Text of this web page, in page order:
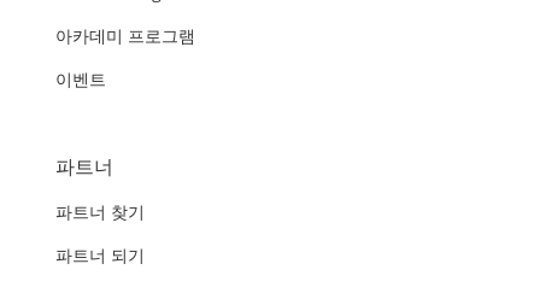
아카데미 프로그램
이벤트
파트너
파트너 찾기
파트너 되기